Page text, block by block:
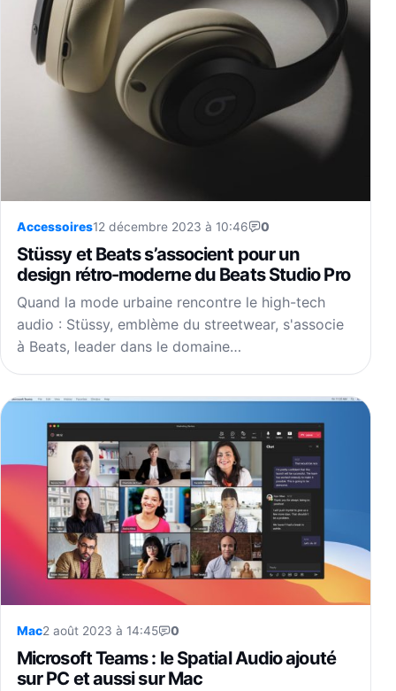
Accessoires12 décembre 2023 à 10:46 0
Stüssy et Beats s’associent pour un
design rétro-moderne du Beats Studio Pro
Quand la mode urbaine rencontre le high-tech
audio : Stüssy, emblème du streetwear, s'associe
à Beats, leader dans le domaine…
Mac2 août 2023 à 14:45 0
Microsoft Teams : le Spatial Audio ajouté
sur PC et aussi sur Mac